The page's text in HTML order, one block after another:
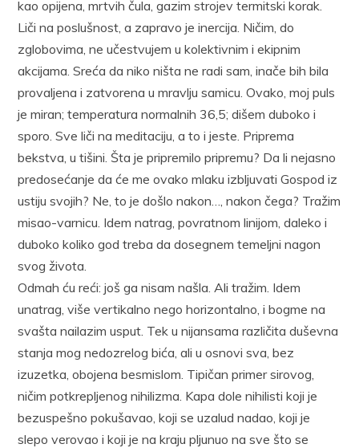
kao opijena, mrtvih čula, gazim strojev termitski korak.
Liči na poslušnost, a zapravo je inercija. Ničim, do
zglobovima, ne učestvujem u kolektivnim i ekipnim
akcijama. Sreća da niko ništa ne radi sam, inače bih bila
provaljena i zatvorena u mravlju samicu. Ovako, moj puls
je miran; temperatura normalnih 36,5; dišem duboko i
sporo. Sve liči na meditaciju, a to i jeste. Priprema
bekstva, u tišini. Šta je pripremilo pripremu? Da li nejasno
predosećanje da će me ovako mlaku izbljuvati Gospod iz
ustiju svojih? Ne, to je došlo nakon…, nakon čega? Tražim
misao-varnicu. Idem natrag, povratnom linijom, daleko i
duboko koliko god treba da dosegnem temeljni nagon
svog života.
Odmah ću reći: još ga nisam našla. Ali tražim. Idem
unatrag, više vertikalno nego horizontalno, i bogme na
svašta nailazim usput. Tek u nijansama različita duševna
stanja mog nedozrelog bića, ali u osnovi sva, bez
izuzetka, obojena besmislom. Tipičan primer sirovog,
ničim potkrepljenog nihilizma. Kapa dole nihilisti koji je
bezuspešno pokušavao, koji se uzalud nadao, koji je
slepo verovao i koji je na kraju pljunuo na sve što se